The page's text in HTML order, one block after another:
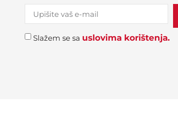
Slažem se sa uslovima korištenja.